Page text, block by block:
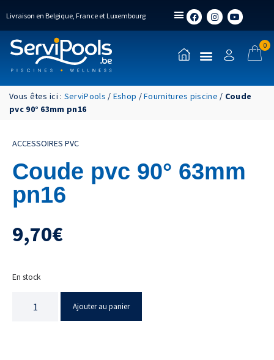
Livraison en Belgique, France et Luxembourg
0
Vous êtes ici : ServiPools / Eshop /Fournitures piscine / Coude
pvc 90° 63mm pn16
ACCESSOIRES PVC
Coude pvc 90° 63mm
pn16
9,70€
En stock
Ajouter au panier